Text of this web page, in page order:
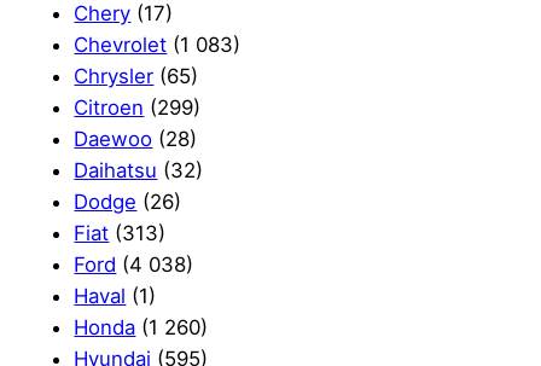
Chery (17)
Chevrolet (1 083)
Chrysler (65)
Citroen (299)
Daewoo (28)
Daihatsu (32)
Dodge (26)
Fiat (313)
Ford (4 038)
Haval (1)
Honda (1 260)
Hyundai (595)